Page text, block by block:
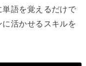
語を覚えるだけで
活かせるスキルを